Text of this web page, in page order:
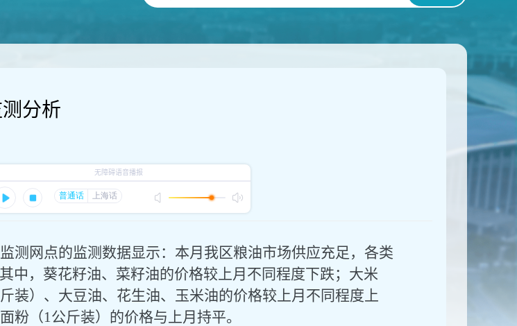
分析
测网点的监测数据显示：本月我区粮油市场供应充足，各类
中， 葵花籽油、菜籽油的价格较上月不同程度下跌；大米
装）、大豆油、花生油、玉米油的价格较上月不同程度上
粉（1公斤装）的价格与上月持平。